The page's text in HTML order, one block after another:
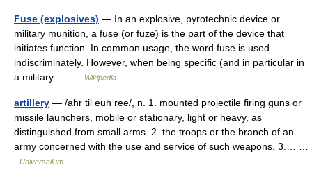
Fuse (explosives) — In an explosive, pyrotechnic device or
military munition, a fuse (or fuze) is the part of the device that
initiates function. In common usage, the word fuse is used
indiscriminately. However, when being specific (and in particular in
a military… …
Wikipedia
artillery — /ahr til euh ree/, n. 1. mounted projectile firing guns or
missile launchers, mobile or stationary, light or heavy, as
distinguished from small arms. 2. the troops or the branch of an
army concerned with the use and service of such weapons. 3.… …
Universalium